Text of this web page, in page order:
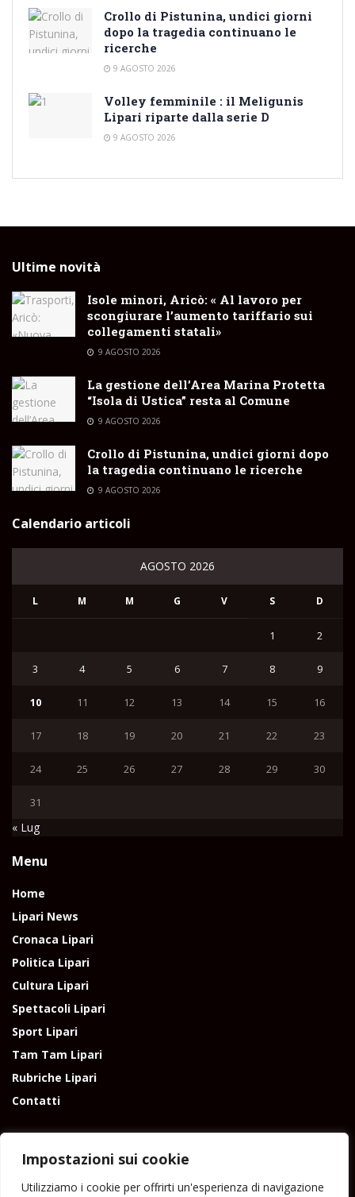
Impostazioni sui cookie
Utilizziamo i cookie per offrirti un'esperienza di navigazione
Crollo di Pistunina, undici giorni
dopo la tragedia continuano le
ricerche
9 AGOSTO 2026
Volley femminile : il Meligunis
Lipari riparte dalla serie D
9 AGOSTO 2026
Ultime novità
Isole minori, Aricò: « Al lavoro per
scongiurare l’aumento tariffario sui
collegamenti statali»
9 AGOSTO 2026
La gestione dell’Area Marina Protetta
“Isola di Ustica” resta al Comune
9 AGOSTO 2026
Crollo di Pistunina, undici giorni dopo
la tragedia continuano le ricerche
9 AGOSTO 2026
Calendario articoli
AGOSTO 2026
L M M G V S D
1 2
3 4 5 6 7 8 9
10 11 12 13 14 15 16
17 18 19 20 21 22 23
24 25 26 27 28 29 30
31
« Lug
Menu
Home
Lipari News
Cronaca Lipari
Politica Lipari
Cultura Lipari
Spettacoli Lipari
Sport Lipari
Tam Tam Lipari
Rubriche Lipari
Contatti